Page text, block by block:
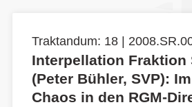
Traktandum: 18 |
Interpellation Fraktion
(Peter Bühler, SVP):
Chaos in den RGM-